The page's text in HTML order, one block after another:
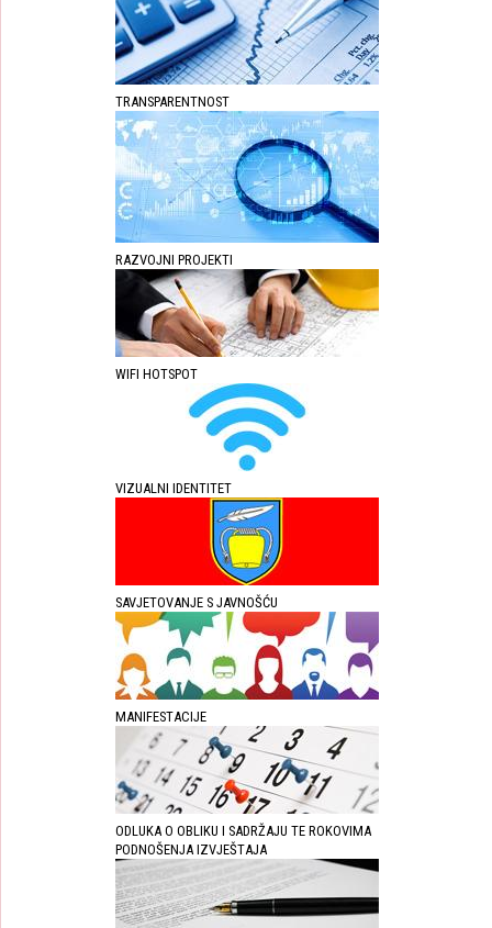
TRANSPARENTNOST
RAZVOJNI PROJEKTI
WIFI HOTSPOT
VIZUALNI IDENTITET
SAVJETOVANJE S JAVNOŠĆU
MANIFESTACIJE
ODLUKA O OBLIKU I SADRŽAJU TE ROKOVIMA
PODNOŠENJA IZVJEŠTAJA